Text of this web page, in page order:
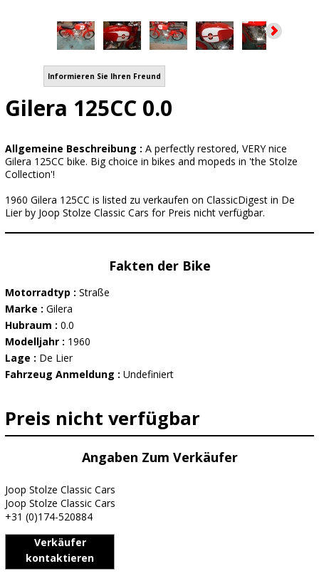
Informieren Sie Ihren Freund
Gilera 125CC 0.0
Allgemeine Beschreibung : A perfectly restored, VERY nice
Gilera 125CC bike. Big choice in bikes and mopeds in 'the Stolze
Collection'!
1960 Gilera 125CC is listed zu verkaufen on ClassicDigest in De
Lier by Joop Stolze Classic Cars for Preis nicht verfügbar.
Fakten der Bike
Motorradtyp : Straße
Marke : Gilera
Hubraum : 0.0
Modelljahr : 1960
Lage : De Lier
Fahrzeug Anmeldung : Undefiniert
Preis nicht verfügbar
Angaben Zum Verkäufer
Joop Stolze Classic Cars
Joop Stolze Classic Cars
+31 (0)174-520884
Verkäufer
kontaktieren